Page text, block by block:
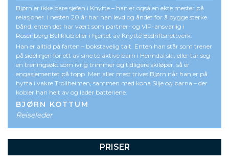
Bjørn er ikke bare sjefen i Knytte – han er også en ekte mester på
relasjoner. I nesten 20 år har han levd og åndet for å bygge sterke
bånd, enten det har vært som partner- og VIP-ansvarlig i
Rosenborg Ballklub eller i hjertet av Knytte Bedriftsnettverk.
Han er alltid på farten – bokstavelig talt. Enten han står som trener
på sidelinjen for ett av sine to aktive barn i Heimdal ski, eller tar seg
en treningsøkt som ivrig trimmer og tidligere skiløper, så er
engasjementet på topp. Men aller mest trives Bjørn når han er på
hytta i vakre Trollheimen, sammen med kona Silje og barna – der
kobler han helt av og lader batteriene.
BJØRN KOTTUM
Reiseleder
PRISER